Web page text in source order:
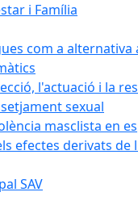
i Família
com a alternativa
l'actuació i la
sexual
masclista en
efectes derivats
SAV